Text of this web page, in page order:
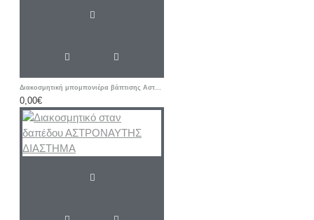
Διακοσμητική μπομπονιέρα βάπτισης Αστέρι με ετικέτα δικής σας επιλογής
0,00€